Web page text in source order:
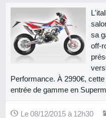
sa
off-
Performance. À 2990€,
entrée de gamme en
Le 08/12/2015 à 12h30